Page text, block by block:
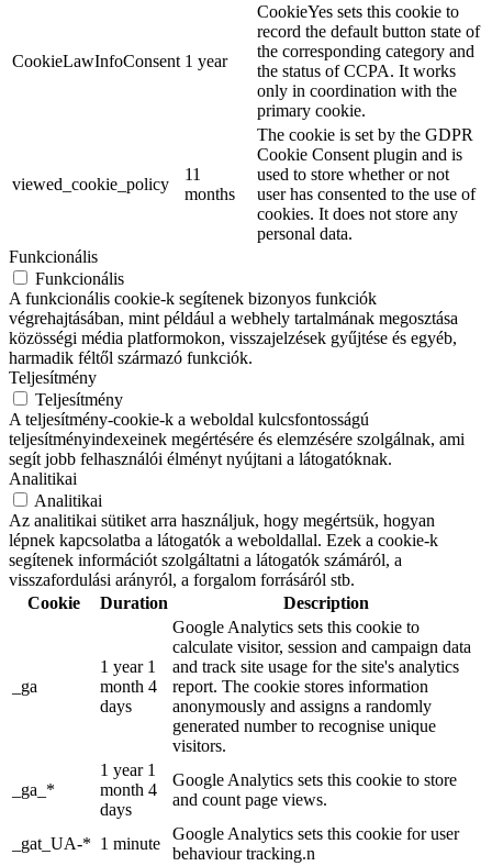
CookieLawInfoConsent 1 year
CookieYes sets this cookie to
record the default button state of
the corresponding category and
the status of CCPA. It works
only in coordination with the
primary cookie.
viewed_cookie_policy
11
months
The cookie is set by the GDPR
Cookie Consent plugin and is
used to store whether or not
user has consented to the use of
cookies. It does not store any
personal data.
Funkcionális
Funkcionális
A funkcionális cookie-k segítenek bizonyos funkciók
végrehajtásában, mint például a webhely tartalmának megosztása
közösségi média platformokon, visszajelzések gyűjtése és egyéb,
harmadik féltől származó funkciók.
Teljesítmény
Teljesítmény
A teljesítmény-cookie-k a weboldal kulcsfontosságú
teljesítményindexeinek megértésére és elemzésére szolgálnak, ami
segít jobb felhasználói élményt nyújtani a látogatóknak.
Analitikai
Analitikai
Az analitikai sütiket arra használjuk, hogy megértsük, hogyan
lépnek kapcsolatba a látogatók a weboldallal. Ezek a cookie-k
segítenek információt szolgáltatni a látogatók számáról, a
visszafordulási arányról, a forgalom forrásáról stb.
Cookie
Duration Description
_ga
1 year 1
month 4
days
Google Analytics sets this cookie to
calculate visitor, session and campaign data
and track site usage for the site's analytics
report. The cookie stores information
anonymously and assigns a randomly
generated number to recognise unique
visitors.
_ga_*
1 year 1
month 4
days
Google Analytics sets this cookie to store
and count page views.
_gat_UA-* 1 minute
Google Analytics sets this cookie for user
behaviour tracking.n